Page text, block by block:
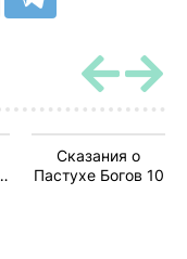
Сказания о
Пастухе Богов 10